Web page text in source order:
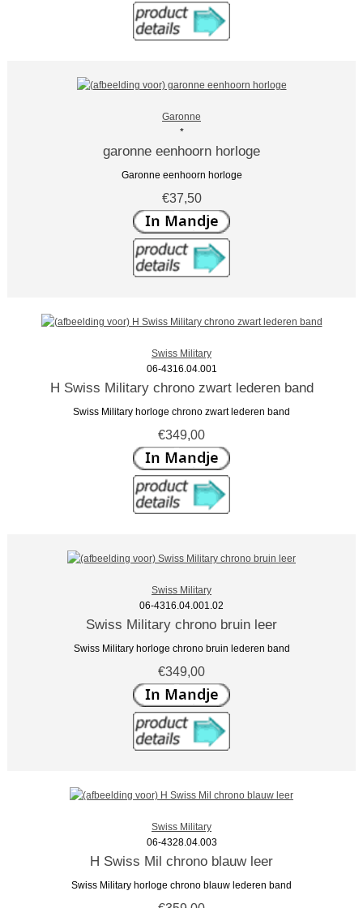
Garonne
*
garonne eenhoorn horloge
Garonne eenhoorn horloge
€37,50
Swiss Military
06-4316.04.001
H Swiss Military chrono zwart lederen band
Swiss Military horloge chrono zwart lederen band
€349,00
Swiss Military
06-4316.04.001.02
Swiss Military chrono bruin leer
Swiss Military horloge chrono bruin lederen band
€349,00
Swiss Military
06-4328.04.003
H Swiss Mil chrono blauw leer
Swiss Military horloge chrono blauw lederen band